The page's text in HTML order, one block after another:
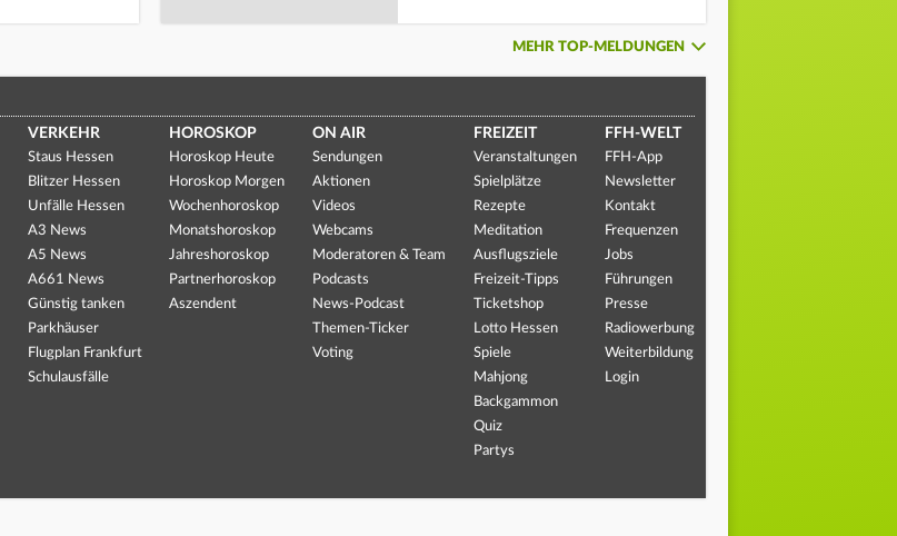
MEHR TOP-MELDUNGEN
VERKEHR
Staus Hessen
Blitzer Hessen
Unfälle Hessen
A3 News
A5 News
A661 News
Günstig tanken
Parkhäuser
Flugplan Frankfurt
Schulausfälle
HOROSKOP
Horoskop Heute
Horoskop Morgen
Wochenhoroskop
Monatshoroskop
Jahreshoroskop
Partnerhoroskop
Aszendent
ON AIR
Sendungen
Aktionen
Videos
Webcams
Moderatoren & Team
Podcasts
News-Podcast
Themen-Ticker
Voting
FREIZEIT
Veranstaltungen
Spielplätze
Rezepte
Meditation
Ausflugsziele
Freizeit-Tipps
Ticketshop
Lotto Hessen
Spiele
Mahjong
Backgammon
Quiz
Partys
FFH-WELT
FFH-App
Newsletter
Kontakt
Frequenzen
Jobs
Führungen
Presse
Radiowerbung
Weiterbildung
Login